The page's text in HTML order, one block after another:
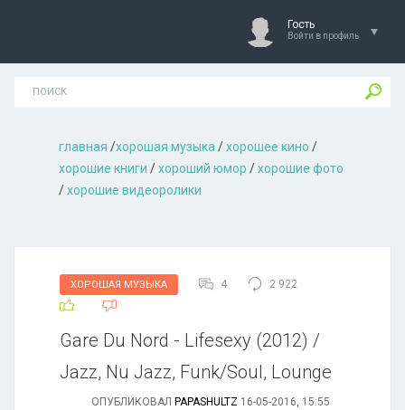
Гость
Войти в профиль
главная /хорошая музыкa /хорошее кино /
хорошие книги /хороший юмор /хорошие фото
/хорошие видеоролики
ХОРОШАЯ МУЗЫКА 4 2 922
Gare Du Nord - Lifesexy (2012) /
Jazz, Nu Jazz, Funk/Soul, Lounge
ОПУБЛИКОВАЛ PAPASHULTZ 16-05-2016, 15:55